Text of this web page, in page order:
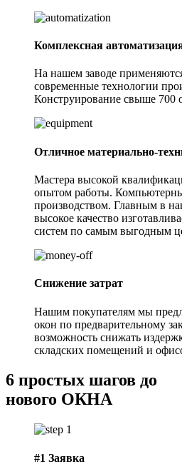
Комплексная
На нашем заводе
современные технологии
Конструирование свыше 700
Отличное материально-
Мастера высокой
опытом работы.
производством. Главным в
высокое качество
систем по самым выгодным
Снижение затрат
Нашим покупателям мы
окон по предварительному
возможность снижать
складских помещений и
6 простых шагов до
нового ОКНА
#1 Заявка